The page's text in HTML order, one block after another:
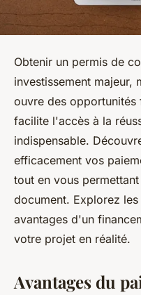
Obtenir un permis de
investissement majeur,
ouvre des opportunités
facilite l'accès à la
indispensable.
efficacement vos
tout en vous
document. Explorez
avantages d'un
votre projet en réalité.
Avantages du